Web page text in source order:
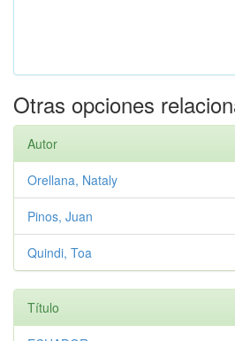
Otras opciones
Autor
Orellana, Nataly
Pinos, Juan
Quindi, Toa
Título